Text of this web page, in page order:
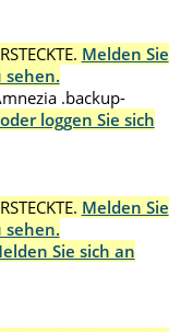
Melden Sie
sehen.
.backup-
loggen Sie sich
Melden Sie
sehen.
Sie sich an